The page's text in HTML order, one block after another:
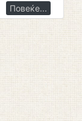
Повеќе...